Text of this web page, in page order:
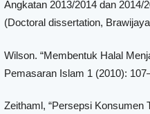
Angkatan 2013/2014 dan 2014/
(Doctoral dissertation,
Wilson. “Membentuk Halal
Pemasaran Islam 1 (2010):
Zeithaml, “Persepsi Konsumen